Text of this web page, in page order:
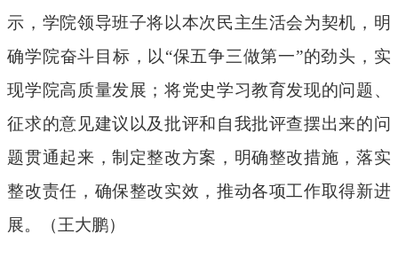
示，学院领导班子将以本次民主生活会为契机，明
确学院奋斗目标，以“保五争三做第一”的劲头，实
现学院高质量发展；将党史学习教育发现的问题、
征求的意见建议以及批评和自我批评查摆出来的问
题贯通起来，制定整改方案，明确整改措施，落实
整改责任，确保整改实效，推动各项工作取得新进
展。（王大鹏）